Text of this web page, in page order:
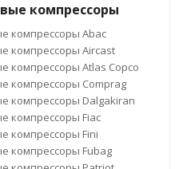
компрессоры
компрессоры Abac
компрессоры Aircast
компрессоры Atlas Copco
компрессоры Comprag
компрессоры Dalgakiran
компрессоры Fiac
компрессоры Fini
компрессоры Fubag